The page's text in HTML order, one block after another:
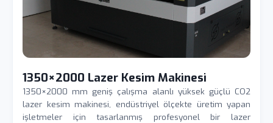
1350×2000 Lazer Kesim Makinesi
1350×2000 mm geniş çalışma alanlı yüksek güçlü CO2
lazer kesim makinesi, endüstriyel ölçekte üretim yapan
işletmeler için tasarlanmış profesyonel bir lazer